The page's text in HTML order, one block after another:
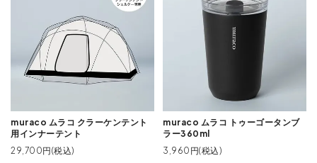
muraco ムラコ クラーケンテント
用インナーテント
29,700円(税込)
muraco ムラコ トゥーゴータンブ
ラー360ml
3,960円(税込)